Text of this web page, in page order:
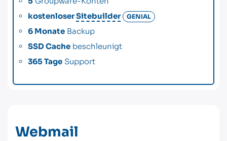
kostenloserSitebuilder GENIAL
6 Monate Backup
SSD Cache beschleunigt
365 Tage Support
Webmail